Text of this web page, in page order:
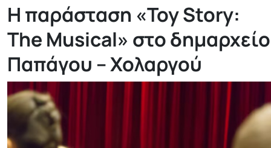
Η παράσταση «Toy Story:
The Musical» στο δημαρχείο
Παπάγου – Χολαργού